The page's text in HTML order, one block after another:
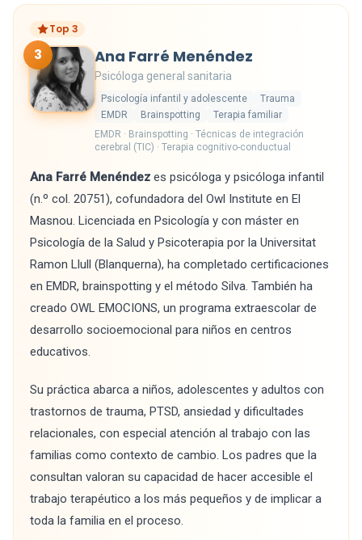
Top 3
3 Ana Farré Menéndez
Psicóloga general sanitaria
Psicología infantil y adolescente
Trauma
EMDR
Brainspotting
Terapia familiar
EMDR · Brainspotting · Técnicas de integración
cerebral (TIC) · Terapia cognitivo-conductual
Ana Farré Menéndez es psicóloga y psicóloga infantil
(n.º col. 20751), cofundadora del Owl Institute en El
Masnou. Licenciada en Psicología y con máster en
Psicología de la Salud y Psicoterapia por la Universitat
Ramon Llull (Blanquerna), ha completado certificaciones
en EMDR, brainspotting y el método Silva. También ha
creado OWL EMOCIONS, un programa extraescolar de
desarrollo socioemocional para niños en centros
educativos.
Su práctica abarca a niños, adolescentes y adultos con
trastornos de trauma, PTSD, ansiedad y dificultades
relacionales, con especial atención al trabajo con las
familias como contexto de cambio. Los padres que la
consultan valoran su capacidad de hacer accesible el
trabajo terapéutico a los más pequeños y de implicar a
toda la familia en el proceso.